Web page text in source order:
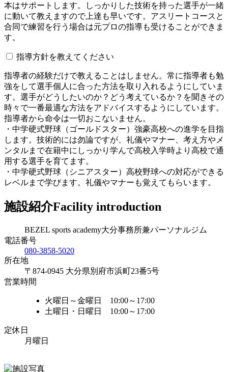
本はサポートします。しっかりした技術を持った選手が一緒
に動いて教えますので上達も早いです。アスリートコースと
合同で練習を行う場合は元プロの指導も受けることができま
す。
指導方針を教えてください
指導者の経験だけで教えることはしません。常に指導者も勉
強をして選手個人に合った方法を取り入れるようにしていま
す。選手がどうしたいのか？どう考えているか？を聞きその
時々で一番最適な方法をアドバイスするようにしています。
指導者から命令は一切おこないません。
・中学硬式野球（ゴールドスター）強豪高校への進学を目指
します。技術的には勿論ですが、礼儀やマナー、考え方やメ
ンタルまで在籍中にしっかり学んで高校入学時より高校で通
用する選手を育てます。
・中学硬式野球（シニアスター）高校野球への対応ができる
レベルまで学びます。礼儀やマナーも覚えてもらいます。
施設紹介Facility introduction
BEZEL sports academy大分事務所兼パーソナルジム
電話番号
080-3858-5020
所在地
〒874-0945 大分県別府市浜町23番5号
営業時間
火曜日～金曜日 10:00～17:00
土曜日・日曜日 10:00～17:00
定休日
月曜日